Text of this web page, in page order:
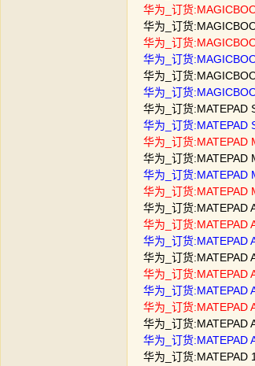
华为_订货
华为_订货
华为_订货
华为_订货
华为_订货
华为_订货
华为_订货
华为_订货
华为_订货
华为_订货
华为_订货
华为_订货
华为_订货
华为_订货
华为_订货
华为_订货
华为_订货
华为_订货
华为_订货
华为_订货
华为_订货
华为_订货